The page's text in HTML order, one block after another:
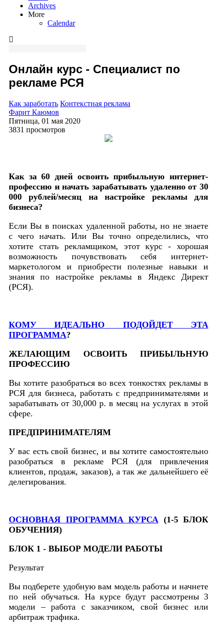
Archives
More
Calendar
Онлайн курс - Специалист по
рекламе РСЯ
Как заработать Контекстная реклама
Фарит Каюмов
Пятница, 01 мая 2020
3831 просмотров
Как за 60 дней освоить прибыльную интернет-
профессию и начать зарабатывать удаленно от 30
000 рублей/месяц на настройке рекламы для
бизнеса?
Если Вы в поисках удаленной работы, но не знаете
с чего начать. Или Вы точно определились, что
хотите стать рекламщиком, этот курс - хорошая
возможность почувствовать себя интернет-
маркетологом и приобрести полезные навыки и
знания по настройке рекламы в Яндекс Директ
(РСЯ).
КОМУ ИДЕАЛЬНО ПОДОЙДЕТ ЭТА
ПРОГРАММА?
ЖЕЛАЮЩИМ ОСВОИТЬ ПРИБЫЛЬНУЮ
ПРОФЕССИЮ
Вы хотите разобраться во всех тонкостях рекламы в
РСЯ для бизнеса, работать с предпринимателями и
зарабатывать от 30,000 р. в месяц на услугах в этой
сфере.
ПРЕДПРИНИМАТЕЛЯМ
У вас есть свой бизнес, и вы хотите самостоятельно
разобраться в рекламе РСЯ (для привлечения
клиентов, продаж, заказов), а так же дальнейшего её
делегирования.
ОСНОВНАЯ ПРОГРАММА КУРСА (1-5 БЛОК
ОБУЧЕНИЯ)
БЛОК 1 - ВЫБОР МОДЕЛИ РАБОТЫ
Результат
Вы подберете удобную вам модель работы и начнете
по ней обучаться. На курсе будут рассмотрены 3
модели – работа с заказчиком, свой бизнес или
арбитраж трафика.